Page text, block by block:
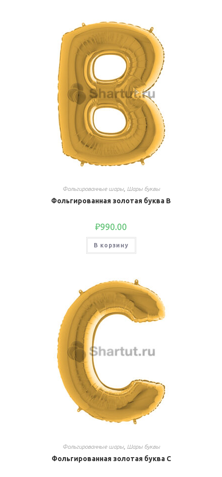
Фольгированные шары, Шары буквы
Фольгированная золотая буква B
₽990.00
В корзину
Фольгированные шары, Шары буквы
Фольгированная золотая буква C